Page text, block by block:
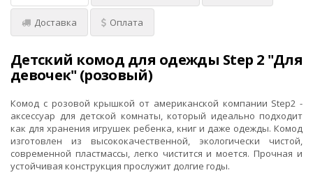
Доставка Оплата
Детский комод для одежды Step 2 "Для
девочек" (розовый)
Комод с розовой крышкой от американской компании Step2 -
аксессуар для детской комнаты, который идеально подходит
как для хранения игрушек ребенка, книг и даже одежды. Комод
изготовлен из высококачественной, экологически чистой,
современной пластмассы, легко чистится и моется. Прочная и
устойчивая конструкция прослужит долгие годы.